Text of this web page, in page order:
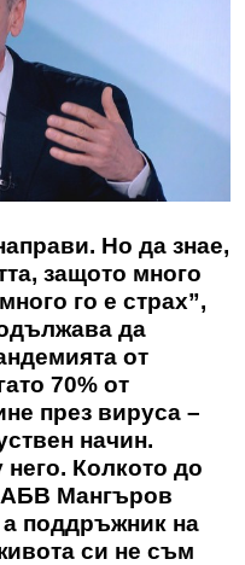
Но да знае,
защото много
го е страх”,
да
от
70% от
през вируса –
начин.
Колкото до
АБВ Мангъров
а поддръжник на
си не съм